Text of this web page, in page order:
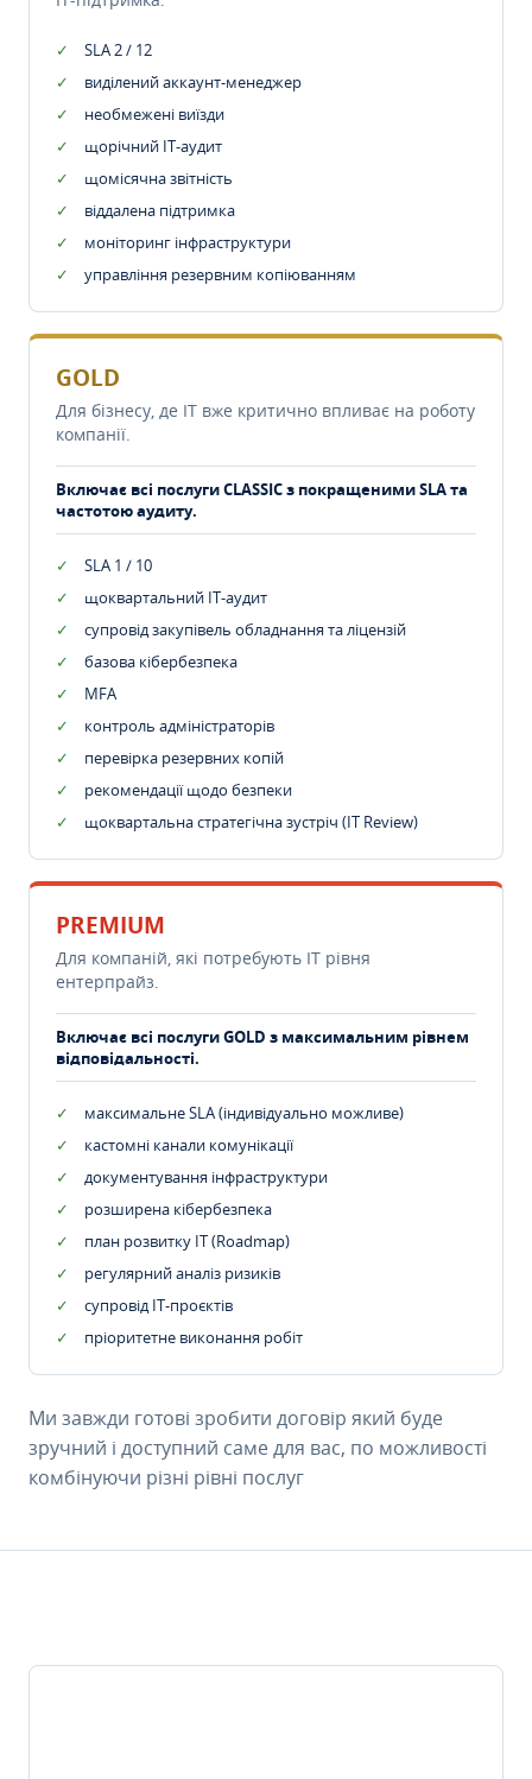
SLA 2 / 12
виділений аккаунт-менеджер
необмежені виїзди
щорічний IT-аудит
щомісячна звітність
віддалена підтримка
моніторинг інфраструктури
управління резервним копіюванням
GOLD
Для бізнесу, де IT вже критично впливає на роботу
компанії.
Включає всі послуги CLASSIC з покращеними SLA та
частотою аудиту.
SLA 1 / 10
щоквартальний IT-аудит
супровід закупівель обладнання та ліцензій
базова кібербезпека
MFA
контроль адміністраторів
перевірка резервних копій
рекомендації щодо безпеки
щоквартальна стратегічна зустріч (IT Review)
PREMIUM
Для компаній, які потребують ІТ рівня
ентерпрайз.
Включає всі послуги GOLD з максимальним рівнем
відповідальності.
максимальне SLA (індивідуально можливе)
кастомні канали комунікації
документування інфраструктури
розширена кібербезпека
план розвитку IT (Roadmap)
регулярний аналіз ризиків
супровід ІТ-проєктів
пріоритетне виконання робіт
Ми завжди готові зробити договір який буде
зручний і доступний саме для вас, по можливості
комбінуючи різні рівні послуг